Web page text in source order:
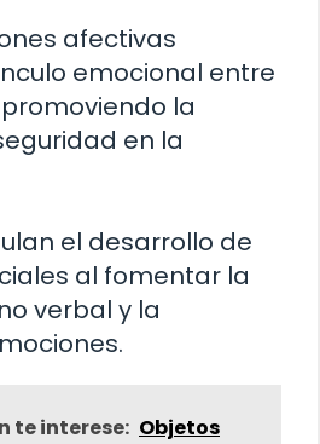
afectivas
emocional entre
la
en la
el desarrollo de
al fomentar la
verbal y la
te interese: Objetos